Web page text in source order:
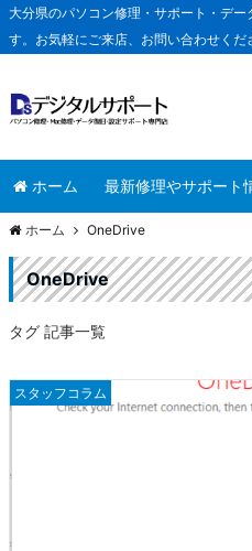
大分県のパソコン修理・サポート・デ
す。お気軽にご来店、お問い合わせくだ
ホーム 最新修理やサポート
ホーム OneDrive
OneDrive
タグ 記事一覧
スタッフコラム